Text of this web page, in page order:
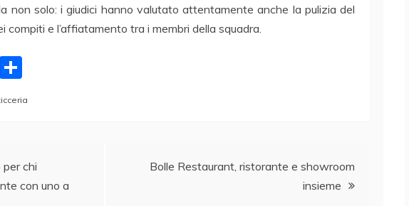
non solo: i giudici hanno valutato attentamente anche la pulizia del
compiti e l’affiatamento tra i membri della squadra.
E
n
vi
di
chi
con uno a
Bolle Restaurant, ristorante e showroom
insieme